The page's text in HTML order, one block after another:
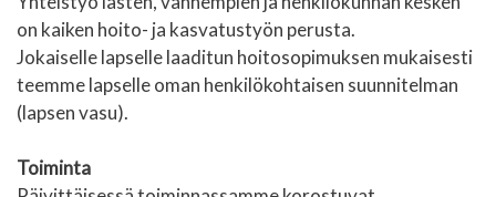
on kaiken hoito- ja kasvatustyön perusta.
Jokaiselle lapselle laaditun hoitosopimuksen mukaisesti
teemme lapselle oman henkilökohtaisen suunnitelman
(lapsen vasu).
Toiminta